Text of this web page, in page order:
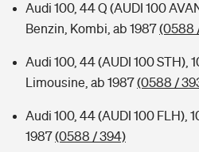
Audi 100, 44 Q (AUDI 100
Benzin, Kombi, ab 1987(0588
Audi 100, 44 (AUDI 100 STH),
Limousine, ab 1987(0588 /
Audi 100, 44 (AUDI 100 FLH),
1987(0588 / 394)